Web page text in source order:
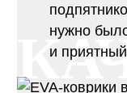
нужно
и